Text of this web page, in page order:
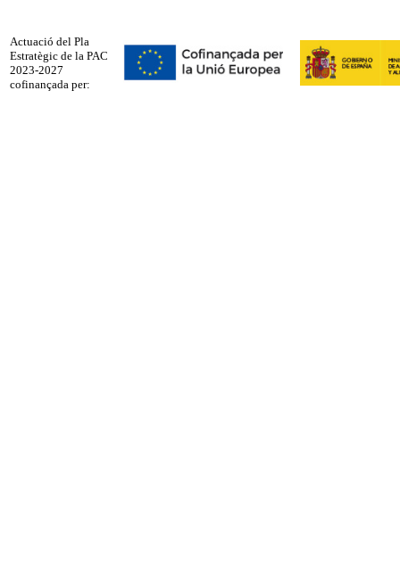
Actuació del Pla
Estratègic de la PAC
2023-2027
cofinançada per: